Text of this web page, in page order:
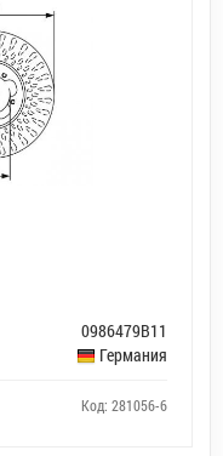
0986479B11
Германия
Код: 281056-6